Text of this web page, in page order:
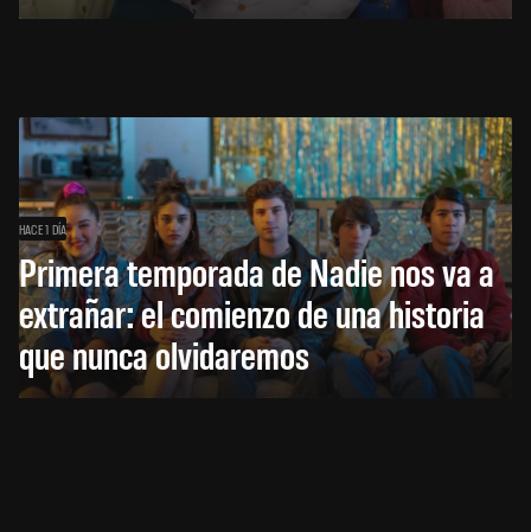
HACE 1 DÍA
Primera temporada de Nadie nos va a
extrañar: el comienzo de una historia
que nunca olvidaremos